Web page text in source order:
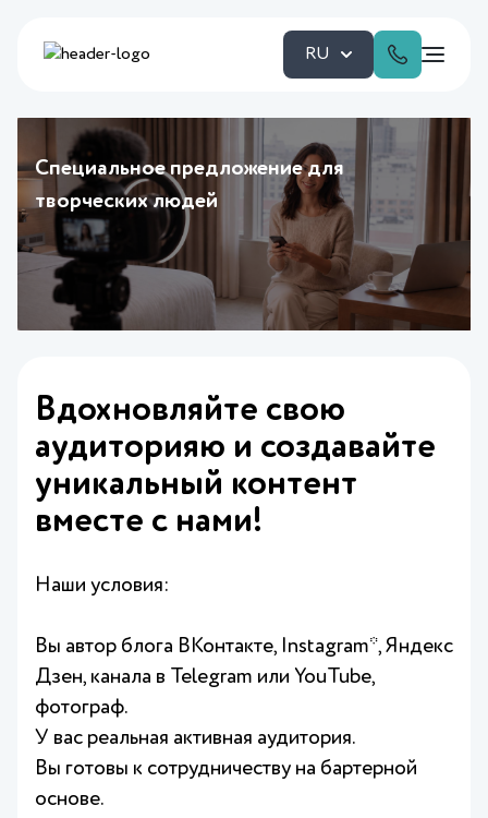
RU
Специальное предложение для
творческих людей
Вдохновляйте свою
аудиторияю и создавайте
уникальный контент
вместе с нами!
Наши условия:
Вы автор блога ВКонтакте, Instagram*, Яндекс
Дзен, канала в Telegram или YouTube,
фотограф.
У вас реальная активная аудитория.
Вы готовы к сотрудничеству на бартерной
основе.